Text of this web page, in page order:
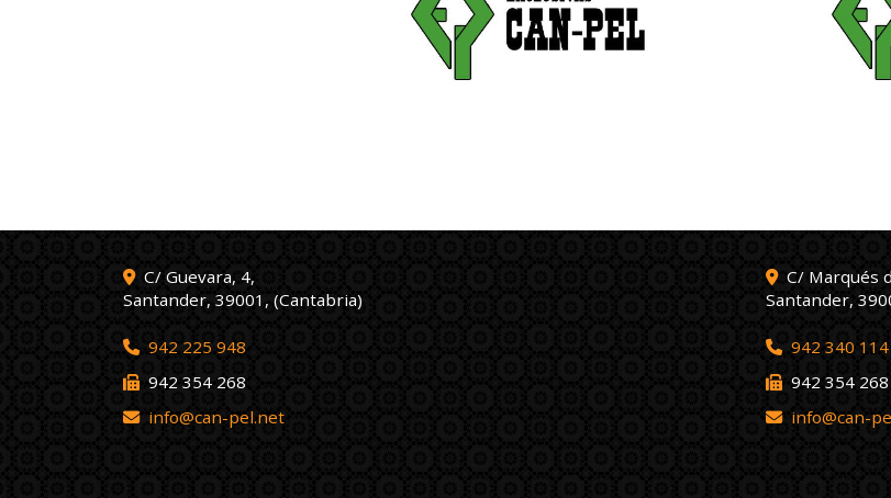
C/ Guevara, 4,
Santander, 39001 , (Cantabria)
942 225 948
942 354 268
info
can-pel.net
C/ Marqués
Santander,
942 340 114
942 354 268
info
can-